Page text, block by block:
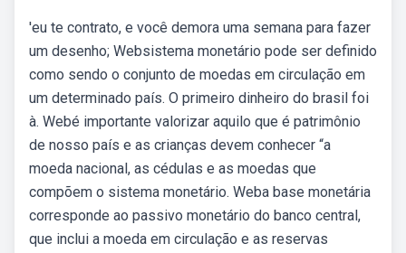
'eu te contrato, e você demora uma semana para fazer
um desenho; Websistema monetário pode ser definido
como sendo o conjunto de moedas em circulação em
um determinado país. O primeiro dinheiro do brasil foi
à. Webé importante valorizar aquilo que é patrimônio
de nosso país e as crianças devem conhecer “a
moeda nacional, as cédulas e as moedas que
compõem o sistema monetário. Weba base monetária
corresponde ao passivo monetário do banco central,
que inclui a moeda em circulação e as reservas